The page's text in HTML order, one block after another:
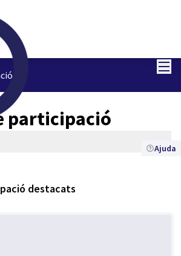
participació
Ajuda
destacats